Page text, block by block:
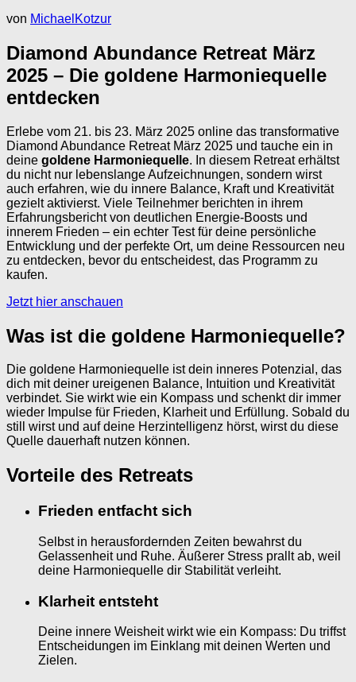
von MichaelKotzur
Diamond Abundance Retreat März
2025 – Die goldene Harmoniequelle
entdecken
Erlebe vom 21. bis 23. März 2025 online das transformative
Diamond Abundance Retreat März 2025 und tauche ein in
deine goldene Harmoniequelle. In diesem Retreat erhältst
du nicht nur lebenslange Aufzeichnungen, sondern wirst
auch erfahren, wie du innere Balance, Kraft und Kreativität
gezielt aktivierst. Viele Teilnehmer berichten in ihrem
Erfahrungsbericht von deutlichen Energie-Boosts und
innerem Frieden – ein echter Test für deine persönliche
Entwicklung und der perfekte Ort, um deine Ressourcen neu
zu entdecken, bevor du entscheidest, das Programm zu
kaufen.
Jetzt hier anschauen
Was ist die goldene Harmoniequelle?
Die goldene Harmoniequelle ist dein inneres Potenzial, das
dich mit deiner ureigenen Balance, Intuition und Kreativität
verbindet. Sie wirkt wie ein Kompass und schenkt dir immer
wieder Impulse für Frieden, Klarheit und Erfüllung. Sobald du
still wirst und auf deine Herzintelligenz hörst, wirst du diese
Quelle dauerhaft nutzen können.
Vorteile des Retreats
Frieden entfacht sich
Selbst in herausfordernden Zeiten bewahrst du
Gelassenheit und Ruhe. Äußerer Stress prallt ab, weil
deine Harmoniequelle dir Stabilität verleiht.
Klarheit entsteht
Deine innere Weisheit wirkt wie ein Kompass: Du triffst
Entscheidungen im Einklang mit deinen Werten und
Zielen.